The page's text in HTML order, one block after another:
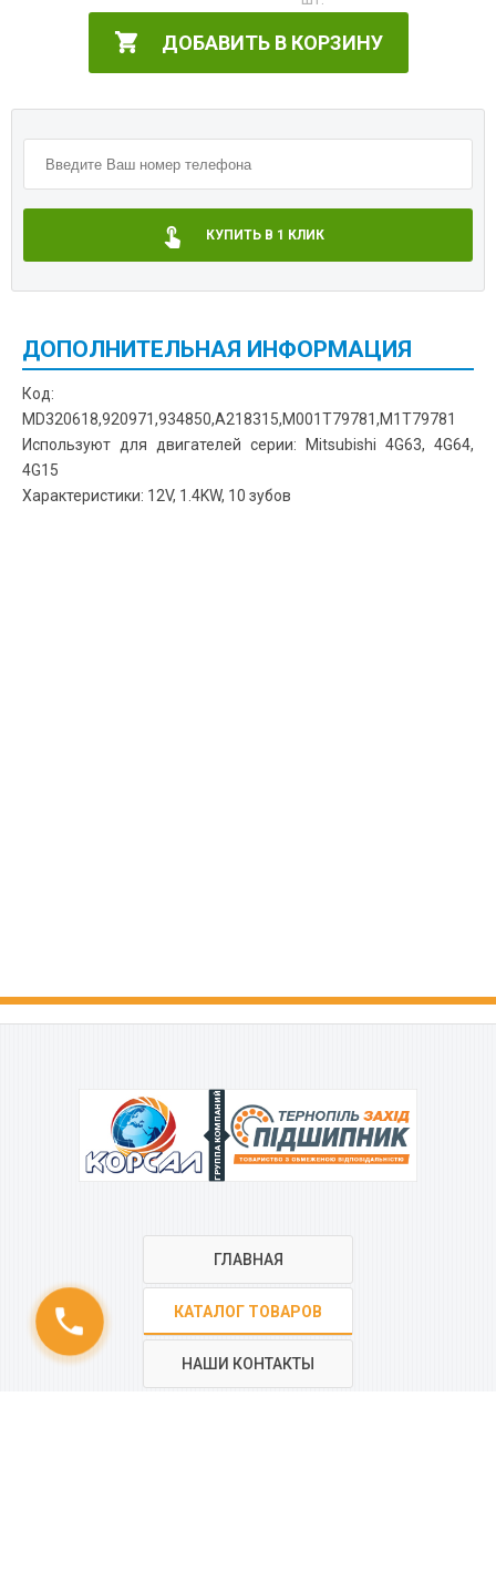
phone
ДОБАВИТЬ В КОРЗИНУ
КУПИТЬ В 1 КЛИК
ДОПОЛНИТЕЛЬНАЯ ИНФОРМАЦИЯ
Код:
MD320618,920971,934850,A218315,M001T79781,M1T79781
Используют для двигателей серии: Mitsubishi 4G63, 4G64,
4G15
Характеристики: 12V, 1.4KW, 10 зубов
ГРУППА КОМПАНИЙ
ГЛАВНАЯ
КАТАЛОГ ТОВАРОВ
НАШИ КОНТАКТЫ